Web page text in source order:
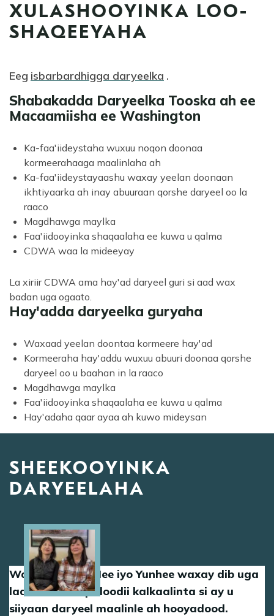
XULASHOOYINKA LOO-
SHAQEEYAHA
Eeg isbarbardhigga daryeelka .
Shabakadda Daryeelka Tooska ah ee
Macaamiisha ee Washington
Ka-faa'iideystaha wuxuu noqon doonaa
kormeerahaaga maalinlaha ah
Ka-faa'iideystayaashu waxay yeelan doonaan
ikhtiyaarka ah inay abuuraan qorshe daryeel oo la
raaco
Magdhawga maylka
Faa'iidooyinka shaqaalaha ee kuwa u qalma
CDWA waa la mideeyay
La xiriir CDWA ama hay'ad daryeel guri si aad wax
badan uga ogaato.
Hay'adda daryeelka guryaha
Waxaad yeelan doontaa kormeere hay'ad
Kormeeraha hay'addu wuxuu abuuri doonaa qorshe
daryeel oo u baahan in la raaco
Magdhawga maylka
Faa'iidooyinka shaqaalaha ee kuwa u qalma
Hay'adaha qaar ayaa ah kuwo mideysan
SHEEKOOYINKA
DARYEELAHA
Walaashii Sun-Hee iyo Yunhee waxay dib uga
laabteen shaqadoodii kalkaalinta si ay u
siiyaan daryeel maalinle ah hooyadood.
Image